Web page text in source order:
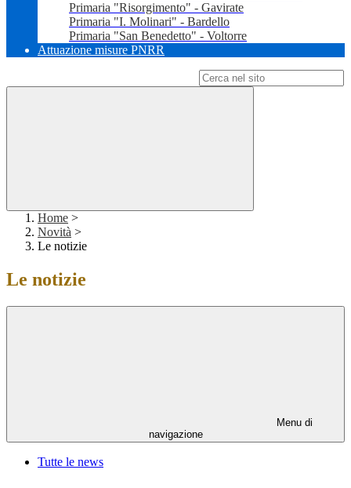
Primaria "Risorgimento" - Gavirate
Primaria "I. Molinari" - Bardello
Primaria "San Benedetto" - Voltorre
Attuazione misure PNRR
Home >
Novità >
Le notizie
Le notizie
Menu di
navigazione
Tutte le news